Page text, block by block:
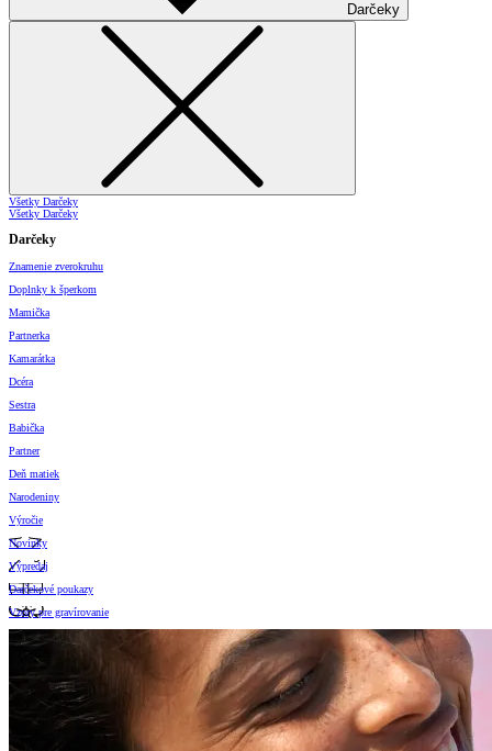
Darčeky
Všetky Darčeky
Všetky Darčeky
Darčeky
Znamenie zverokruhu
Doplnky k šperkom
Mamička
Partnerka
Kamarátka
Dcéra
Sestra
Babička
Partner
Deň matiek
Narodeniny
Výročie
Novinky
Výpredaj
Darčekové poukazy
Vzory pre gravírovanie